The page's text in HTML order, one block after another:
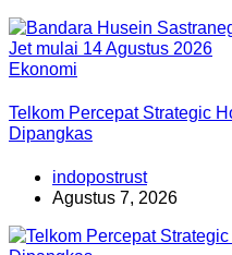
Ekonomi
Telkom Percepat Strategic
Dipangkas
indopostrust
Agustus 7, 2026